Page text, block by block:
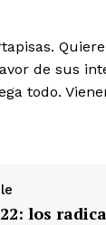
de sus
todo.
los